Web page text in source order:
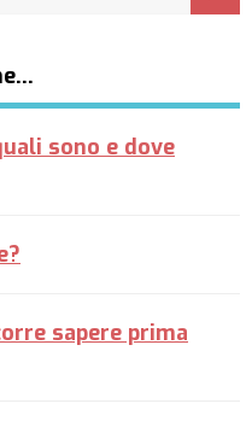
sono e dove
sapere prima